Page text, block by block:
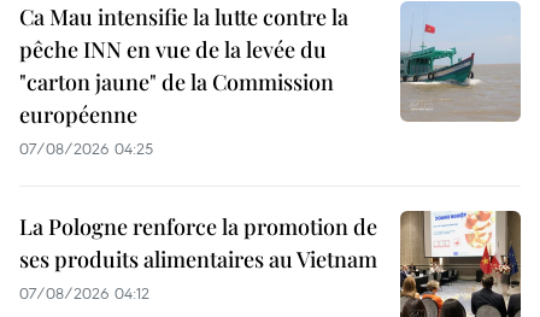
Ca Mau intensifie la lutte contre la
pêche INN en vue de la levée du
"carton jaune" de la Commission
européenne
07/08/2026 04:25
La Pologne renforce la promotion de
ses produits alimentaires au Vietnam
07/08/2026 04:12